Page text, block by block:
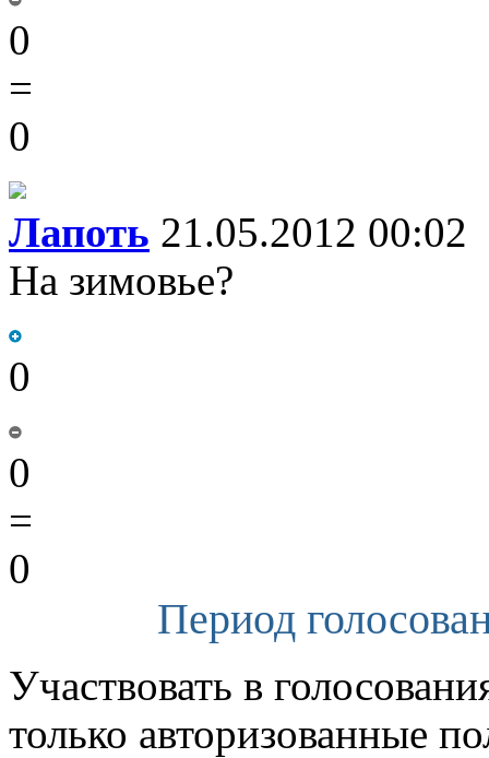
0
=
0
Лапоть 21.05.2012 00:02
На зимовье?
0
0
=
0
Период
Участвовать в
только авторизованные